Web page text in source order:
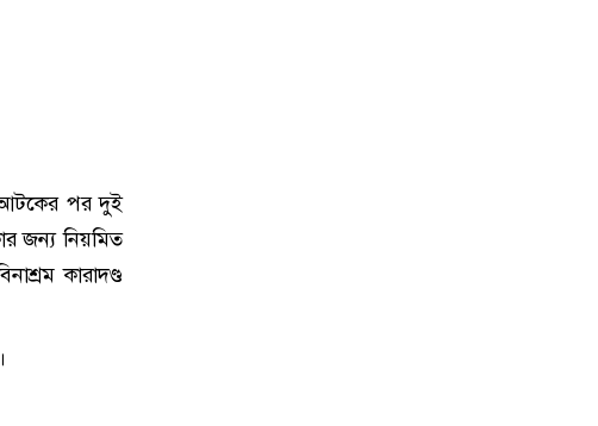
আটকের পর দুই
জন্য নিয়মিত
কারাদণ্ড